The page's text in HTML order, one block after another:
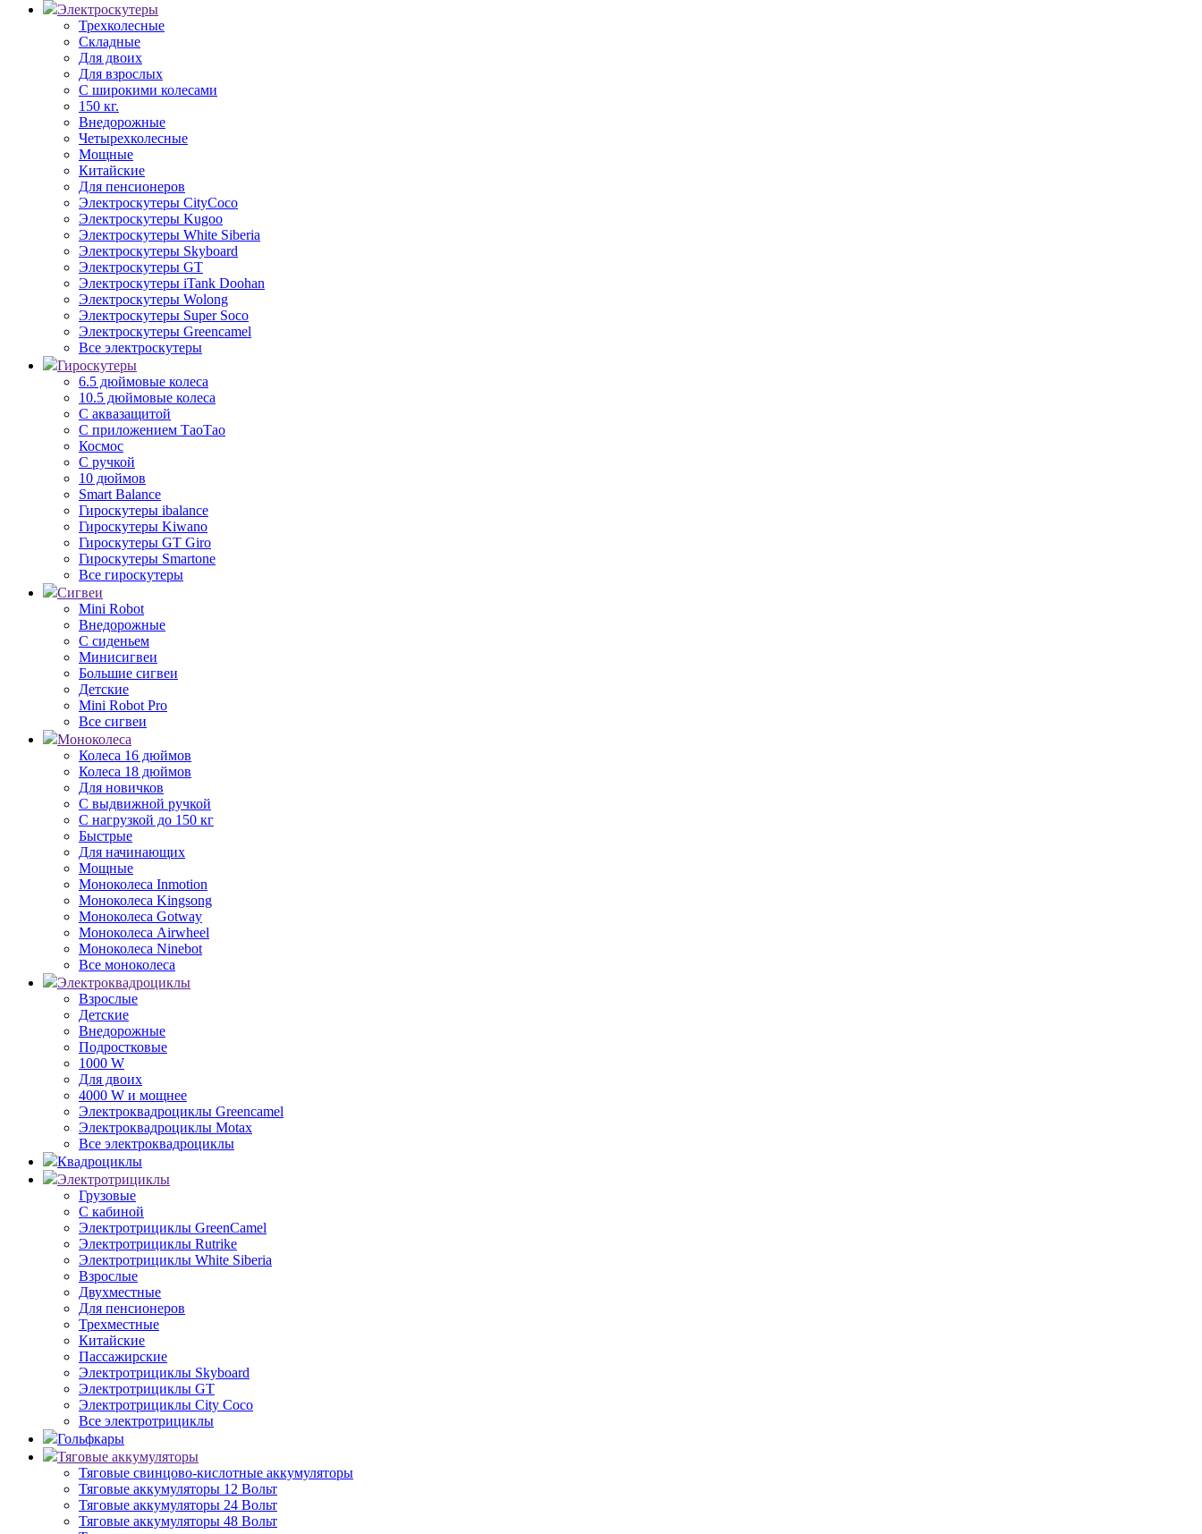
Электроскутеры
Трехколесные
Складные
Для двоих
Для взрослых
С широкими колесами
150 кг.
Внедорожные
Четырехколесные
Мощные
Китайские
Для пенсионеров
Электроскутеры CityCoco
Электроскутеры Kugoo
Электроскутеры White Siberia
Электроскутеры Skyboard
Электроскутеры GT
Электроскутеры iTank Doohan
Электроскутеры Wolong
Электроскутеры Super Soco
Электроскутеры Greencamel
Все электроскутеры
Гироскутеры
6.5 дюймовые колеса
10.5 дюймовые колеса
С аквазащитой
С приложением ТаоТао
Космос
С ручкой
10 дюймов
Smart Balance
Гироскутеры ibalance
Гироскутеры Kiwano
Гироскутеры GT Giro
Гироскутеры Smartone
Все гироскутеры
Сигвеи
Mini Robot
Внедорожные
С сиденьем
Минисигвеи
Большие сигвеи
Детские
Mini Robot Pro
Все сигвеи
Моноколеса
Колеса 16 дюймов
Колеса 18 дюймов
Для новичков
С выдвижной ручкой
С нагрузкой до 150 кг
Быстрые
Для начинающих
Мощные
Моноколеса Inmotion
Моноколеса Kingsong
Моноколеса Gotway
Моноколеса Airwheel
Моноколеса Ninebot
Все моноколеса
Электроквадроциклы
Взрослые
Детские
Внедорожные
Подростковые
1000 W
Для двоих
4000 W и мощнее
Электроквадроциклы Greencamel
Электроквадроциклы Motax
Все электроквадроциклы
Квадроциклы
Электротрициклы
Грузовые
С кабиной
Электротрициклы GreenCamel
Электротрициклы Rutrike
Электротрициклы White Siberia
Взрослые
Двухместные
Для пенсионеров
Трехместные
Китайские
Пассажирские
Электротрициклы Skyboard
Электротрициклы GT
Электротрициклы City Coco
Все электротрициклы
Гольфкары
Тяговые аккумуляторы
Тяговые свинцово-кислотные аккумуляторы
Тяговые аккумуляторы 12 Вольт
Тяговые аккумуляторы 24 Вольт
Тяговые аккумуляторы 48 Вольт